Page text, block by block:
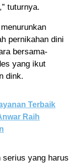
tuturnya.
pernikahan dini
bersama-
yang ikut
dink.
Terbaik
Raih
serius yang harus